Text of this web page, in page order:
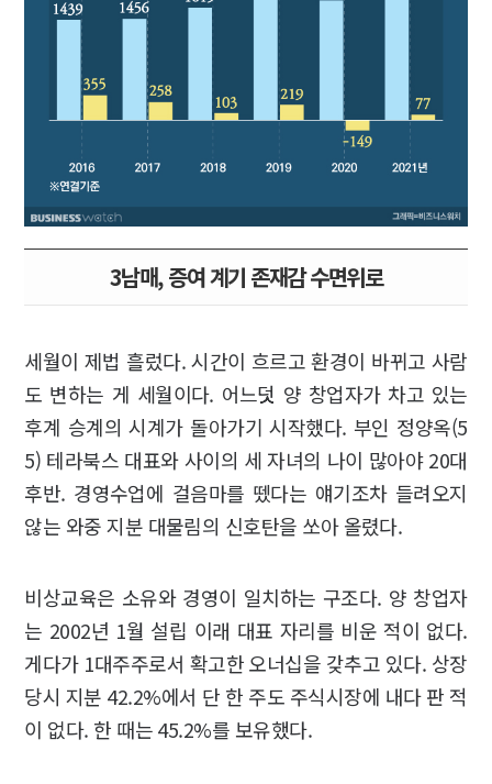
3남매, 증여 계기 존재감 수면위로
세월이 제법 흘렀다. 시간이 흐르고 환경이 바뀌고 사람
도 변하는 게 세월이다. 어느덧 양 창업자가 차고 있는
후계 승계의 시계가 돌아가기 시작했다. 부인 정양옥(5
5) 테라북스 대표와 사이의 세 자녀의 나이 많아야 20대
후반. 경영수업에 걸음마를 뗐다는 얘기조차 들려오지
않는 와중 지분 대물림의 신호탄을 쏘아 올렸다.
비상교육은 소유와 경영이 일치하는 구조다. 양 창업자
는 2002년 1월 설립 이래 대표 자리를 비운 적이 없다.
게다가 1대주주로서 확고한 오너십을 갖추고 있다. 상장
당시 지분 42.2%에서 단 한 주도 주식시장에 내다 판 적
이 없다. 한 때는 45.2%를 보유했다.